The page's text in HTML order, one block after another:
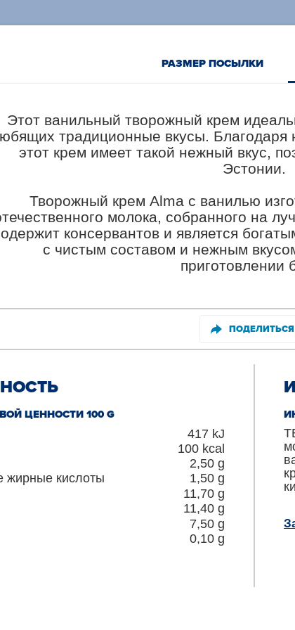
РАЗМЕР ПОСЫЛКИ
Этот ванильный творожный крем
традиционные вкусы.
этот крем имеет такой нежный вкус,
Эстонии.
Творожный крем Alma с ванилью
молока, собранного на
консервантов и является
с чистым составом и нежным
приготовлении
ПОДЕЛИТЬСЯ
ЦЕННОСТИ 100 G
417 kJ
100 kcal
2,50 g
жирные кислоты
1,50 g
11,70 g
11,40 g
7,50 g
0,10 g